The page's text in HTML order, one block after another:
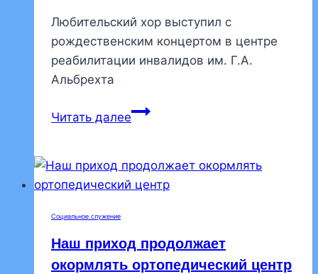
Любительский хор выступил с
рождественским концертом в центре
реабилитации инвалидов им. Г.А.
Альбрехта
Читать далееКонцерт
центре
Социальное служение
Наш приход продолжает
окормлять ортопедический центр